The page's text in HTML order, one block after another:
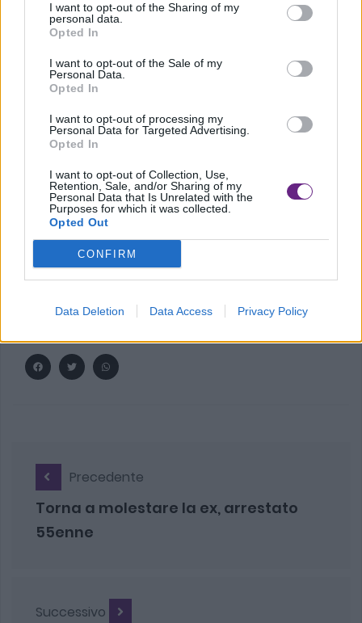
I want to opt-out of the Sharing of my
personal data.
Opted In
I want to opt-out of the Sale of my
Personal Data.
Opted In
I want to opt-out of processing my
Personal Data for Targeted Advertising.
Opted In
I want to opt-out of Collection, Use,
Retention, Sale, and/or Sharing of my
Personal Data that Is Unrelated with the
Purposes for which it was collected.
Opted Out
CONFIRM
Data Deletion Data Access Privacy Policy
TAG:
slider
ultimo aggiornamento: 10-08-2024
Precedente
Torna a molestare la ex, arrestato
55enne
Successivo